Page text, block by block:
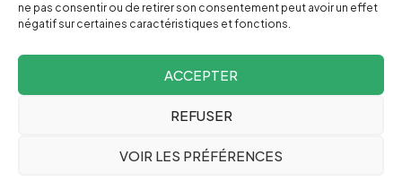
ne pas consentir ou de retirer son consentement peut avoir un effet
négatif sur certaines caractéristiques et fonctions.
ACCEPTER
REFUSER
VOIR LES PRÉFÉRENCES
pour le changer